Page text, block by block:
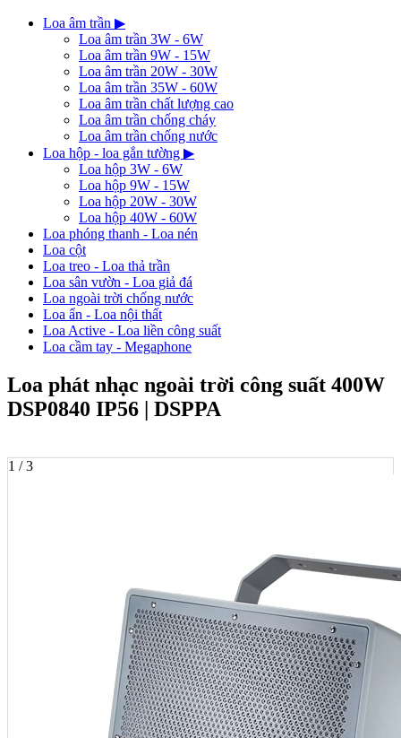
Loa âm trần ▶
Loa âm trần 3W - 6W
Loa âm trần 9W - 15W
Loa âm trần 20W - 30W
Loa âm trần 35W - 60W
Loa âm trần chất lượng cao
Loa âm trần chống cháy
Loa âm trần chống nước
Loa hộp - loa gắn tường ▶
Loa hộp 3W - 6W
Loa hộp 9W - 15W
Loa hộp 20W - 30W
Loa hộp 40W - 60W
Loa phóng thanh - Loa nén
Loa cột
Loa treo - Loa thả trần
Loa sân vườn - Loa giả đá
Loa ngoài trời chống nước
Loa ẩn - Loa nội thất
Loa Active - Loa liền công suất
Loa cầm tay - Megaphone
Loa phát nhạc ngoài trời công suất 400W
DSP0840 IP56 | DSPPA
1 / 3